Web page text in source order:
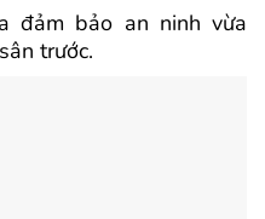
đảm bảo an ninh vừa
trước.